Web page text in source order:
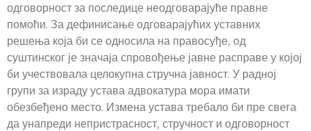
одговорност за последице неодговарајуће правне
помоћи. За дефинисање одговарајућих уставних
решења која би се односила на правосуђе, од
суштинског је значаја спровођење јавне расправе у којој
би учествовала целокупна стручна јавност. У радној
групи за израду устава адвокатура мора имати
обезбеђено место. Измена устава требало би пре свега
да унапреди непристрасност, стручност и одговорност